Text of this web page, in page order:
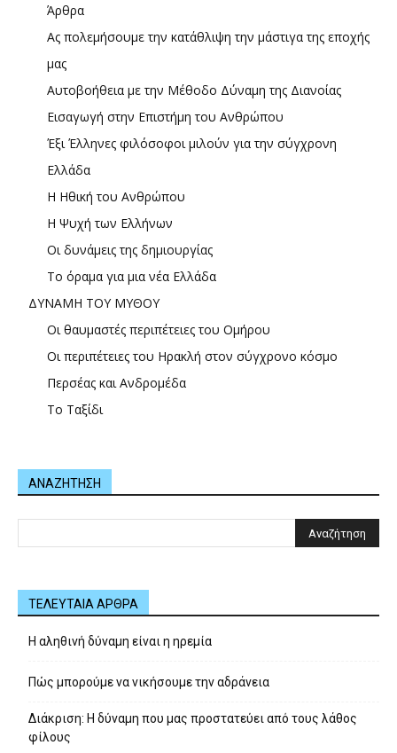
Άρθρα
Ας πολεμήσουμε την κατάθλιψη την μάστιγα της εποχής
μας
Αυτοβοήθεια με την Μέθοδο Δύναμη της Διανοίας
Εισαγωγή στην Επιστήμη του Ανθρώπου
Έξι Έλληνες φιλόσοφοι μιλούν για την σύγχρονη
Ελλάδα
Η Ηθική του Ανθρώπου
Η Ψυχή των Ελλήνων
Οι δυνάμεις της δημιουργίας
Το όραμα για μια νέα Ελλάδα
ΔΥΝΑΜΗ ΤΟΥ ΜΥΘΟΥ
Οι θαυμαστές περιπέτειες του Ομήρου
Οι περιπέτειες του Ηρακλή στον σύγχρονο κόσμο
Περσέας και Ανδρομέδα
Το Ταξίδι
ΑΝΑΖΗΤΗΣΗ
ΤΕΛΕΥΤΑΙΑ ΑΡΘΡΑ
Η αληθινή δύναμη είναι η ηρεμία
Πώς μπορούμε να νικήσουμε την αδράνεια
Διάκριση: Η δύναμη που μας προστατεύει από τους λάθος
φίλους